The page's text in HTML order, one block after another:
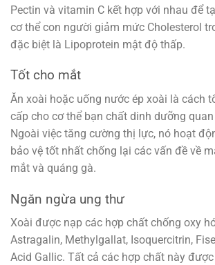
Pectin và vitamin C kết hợp với nhau để
cơ thể con người giảm mức Cholesterol
đặc biệt là Lipoprotein mật độ thấp.
Tốt cho mắt
Ăn xoài hoặc uống nước ép xoài là cách
cấp cho cơ thể bạn chất dinh dưỡng
Ngoài việc tăng cường thị lực, nó hoạt
bảo vệ tốt nhất chống lại các vấn đề về
mắt và quáng gà.
Ngăn ngừa ung thư
Xoài được nạp các hợp chất chống oxy
Astragalin, Methylgallat, Isoquercitrin,
Acid Gallic. Tất cả các hợp chất này